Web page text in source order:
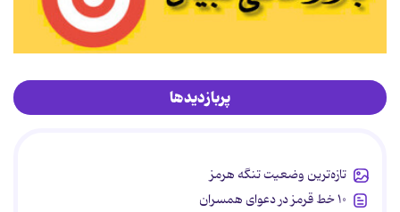
پربازدیدها
تازه‌ترین وضعیت تنگه هرمز
۱۰ خط قرمز در دعوای همسران